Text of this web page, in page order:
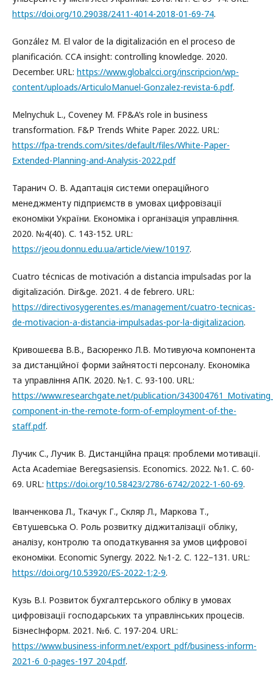
https://doi.org/10.29038/2411-4014-2018-01-69-74.
González M. El valor de la digitalización en el proceso de
planificación. CCA insight: controlling knowledge. 2020.
December. URL: https://www.globalcci.org/inscripcion/wp-
content/uploads/ArticuloManuel-Gonzalez-revista-6.pdf.
Melnychuk L., Coveney M. FP&A’s role in business
transformation. F&P Trends White Paper. 2022. URL:
https://fpa-trends.com/sites/default/files/White-Paper-
Extended-Planning-and-Analysis-2022.pdf
Таранич О. В. Адаптація системи операційного
менеджменту підприємств в умовах цифровізації
економіки України. Економіка і організація управління.
2020. №4(40). С. 143-152. URL:
https://jeou.donnu.edu.ua/article/view/10197.
Cuatro técnicas de motivación a distancia impulsadas por la
digitalización. Dir&ge. 2021. 4 de febrero. URL:
https://directivosygerentes.es/management/cuatro-tecnicas-
de-motivacion-a-distancia-impulsadas-por-la-digitalizacion.
Кривошеєва В.В., Васюренко Л.В. Мотивуюча компонента
за дистанційної форми зайнятості персоналу. Економіка
та управління АПК. 2020. №1. С. 93-100. URL:
https://www.researchgate.net/publication/
component-in-the-remote-form-of-employment-of-the-
staff.pdf.
Лучик С., Лучик В. Дистанційна праця: проблеми мотивації.
Acta Academiae Beregsasiensis. Economics. 2022. №1. С. 60-
69. URL: https://doi.org/10.58423/2786-6742/2022-1-60-69.
Іванченкова Л., Ткачук Г., Скляр Л., Маркова Т.,
Євтушевська О. Роль розвитку діджиталізації обліку,
аналізу, контролю та оподаткування за умов цифрової
економіки. Economic Synergy. 2022. №1-2. С. 122–131. URL:
https://doi.org/10.53920/ES-2022-1;2-9.
Кузь В.І. Розвиток бухгалтерського обліку в умовах
цифровізації господарських та управлінських процесів.
БізнесІнформ. 2021. №6. С. 197-204. URL:
https://www.business-inform.net/export_pdf/business-inform-
2021-6_0-pages-197_204.pdf.